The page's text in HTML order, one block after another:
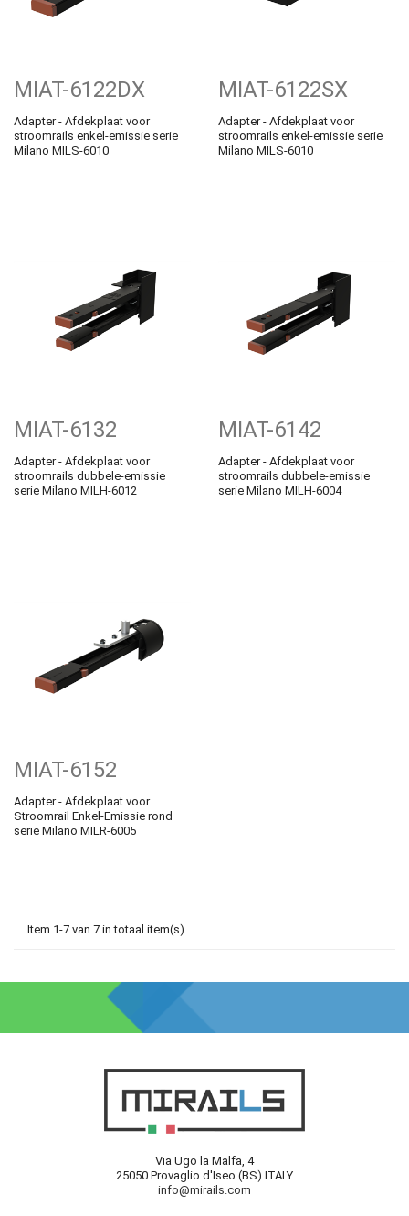
MIAT-6122DX
Adapter - Afdekplaat voor
stroomrails enkel-emissie serie
Milano MILS-6010
MIAT-6122SX
Adapter - Afdekplaat voor
stroomrails enkel-emissie serie
Milano MILS-6010
MIAT-6132
Adapter - Afdekplaat voor
stroomrails dubbele-emissie
serie Milano MILH-6012
MIAT-6142
Adapter - Afdekplaat voor
stroomrails dubbele-emissie
serie Milano MILH-6004
MIAT-6152
Adapter - Afdekplaat voor
Stroomrail Enkel-Emissie rond
serie Milano MILR-6005
Item 1-7 van 7 in totaal item(s)
Via Ugo la Malfa, 4
25050 Provaglio d'Iseo (BS) ITALY
info@mirails.com